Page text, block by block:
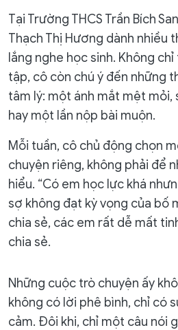
Tại Trường THCS Trần Bích
Thạch Thị Hương dành nhiều
lắng nghe học sinh. Không
tập, cô còn chú ý đến những
tâm lý: một ánh mắt mệt
hay một lần nộp bài muộn.
Mỗi tuần, cô chủ động chọn
chuyện riêng, không phải để
hiểu. “Có em học lực khá
sợ không đạt kỳ vọng của bố
chia sẻ, các em rất dễ mất
chia sẻ.
Những cuộc trò chuyện ấy
không có lời phê bình, chỉ có
cảm. Đôi khi, chỉ một câu nói